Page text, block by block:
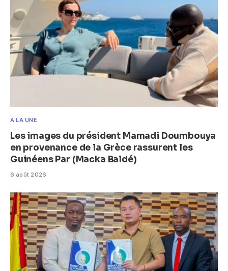
A LA UNE
Les images du président Mamadi Doumbouya
en provenance de la Grèce rassurent les
Guinéens Par (Macka Baldé)
6 août 2026